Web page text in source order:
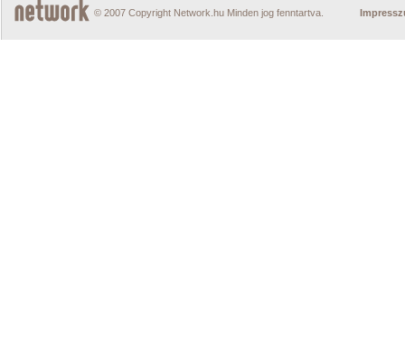
© 2007 Copyright Network.hu Minden jog fenntartva.